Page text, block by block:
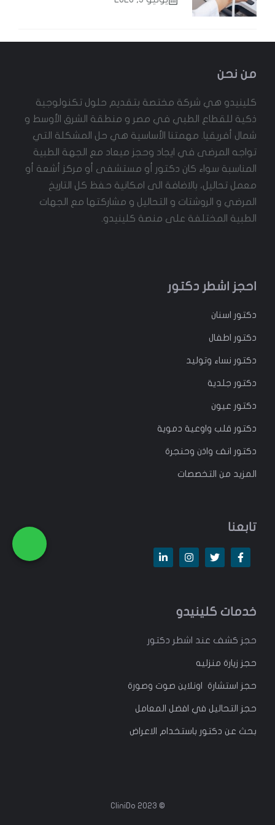
من نحن
كلينيدو هي شركة مختصة بتقديم حلول تكنولوجية
ذكية للقطاع الطبي في مصر و منطقة الشرق الأوسط و
شمال أفريقيا. مهمتنا الأساسية هي حل المشكلة التي
تواجه المرضى في ايجاد وحجز ميعاد مع الجهة الطبية
المناسبة سواء كان دكتور أو مستشفى أو مركز أشعة أو
معمل تحاليل، بالاضافة الى امكانية حفظ كل التاريخ
المرضي و الروشتات و التحاليل و مشاركتها مع الجهات
الطبية المختلفة على منصة كلينيدو.
احجز اشطر دكتور
دكتور اسنان
دكتور اطفال
دكتور نساء وتوليد
دكتور جلدية
دكتور عيون
دكتور قلب واوعية دموية
دكتور انف واذن وحنجرة
المزيد من التخصصات
تابعنا
خدمات كلينيدو
حجز كشف عند اشطر دكتور
حجز زيارة منزليه
حجز استشارة اونلاين صوت وصورة
حجز التحاليل في افضل المعامل
بحث عن دكتور باستخدام الاعراض
© 2023 CliniDo